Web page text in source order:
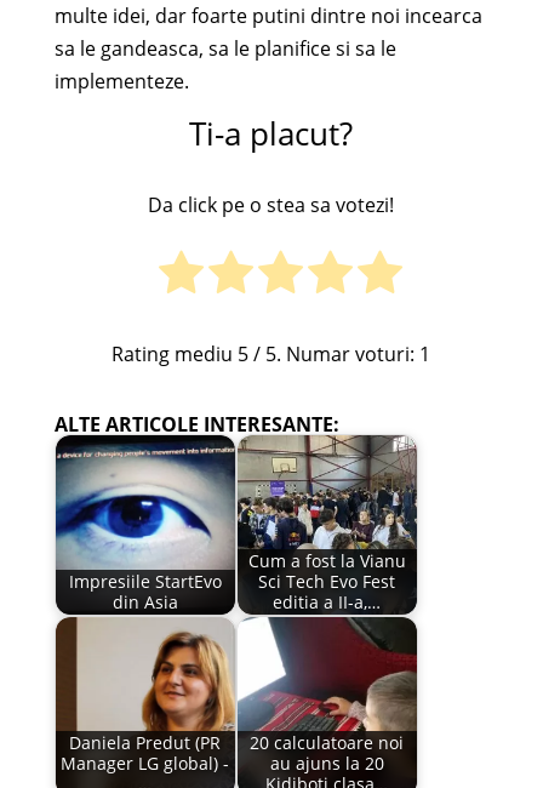
multe idei, dar foarte putini dintre noi incearca
sa le gandeasca, sa le planifice si sa le
implementeze.
Ti-a placut?
Da click pe o stea sa votezi!
Rating mediu 5/ 5. Numar voturi: 1
ALTE ARTICOLE INTERESANTE:
Impresiile StartEvo
din Asia
Cum a fost la Vianu
Sci Tech Evo Fest
editia a II-a,…
Daniela Predut (PR
Manager LG global) -
20 calculatoare noi
au ajuns la 20